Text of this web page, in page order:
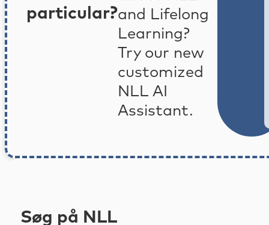
particular?and Lifelong
Learning?
Try our new
customized
NLL AI
Assistant.
Søg på NLL